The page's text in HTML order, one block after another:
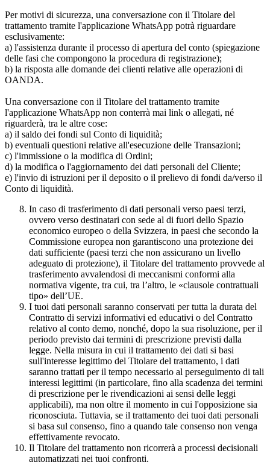
Per motivi di sicurezza, una conversazione con il Titolare del
trattamento tramite l'applicazione WhatsApp potrà riguardare
esclusivamente:
a) l'assistenza durante il processo di apertura del conto (spiegazione
delle fasi che compongono la procedura di registrazione);
b) la risposta alle domande dei clienti relative alle operazioni di
OANDA.
Una conversazione con il Titolare del trattamento tramite
l'applicazione WhatsApp non conterrà mai link o allegati, né
riguarderà, tra le altre cose:
a) il saldo dei fondi sul Conto di liquidità;
b) eventuali questioni relative all'esecuzione delle Transazioni;
c) l'immissione o la modifica di Ordini;
d) la modifica o l'aggiornamento dei dati personali del Cliente;
e) l'invio di istruzioni per il deposito o il prelievo di fondi da/verso il
Conto di liquidità.
In caso di trasferimento di dati personali verso paesi terzi,
ovvero verso destinatari con sede al di fuori dello Spazio
economico europeo o della Svizzera, in paesi che secondo la
Commissione europea non garantiscono una protezione dei
dati sufficiente (paesi terzi che non assicurano un livello
adeguato di protezione), il Titolare del trattamento provvede al
trasferimento avvalendosi di meccanismi conformi alla
normativa vigente, tra cui, tra l’altro, le «clausole contrattuali
tipo» dell’UE.
I tuoi dati personali saranno conservati per tutta la durata del
Contratto di servizi informativi ed educativi o del Contratto
relativo al conto demo, nonché, dopo la sua risoluzione, per il
periodo previsto dai termini di prescrizione previsti dalla
legge. Nella misura in cui il trattamento dei dati si basi
sull'interesse legittimo del Titolare del trattamento, i dati
saranno trattati per il tempo necessario al perseguimento di tali
interessi legittimi (in particolare, fino alla scadenza dei termini
di prescrizione per le rivendicazioni ai sensi delle leggi
applicabili), ma non oltre il momento in cui l'opposizione sia
riconosciuta. Tuttavia, se il trattamento dei tuoi dati personali
si basa sul consenso, fino a quando tale consenso non venga
effettivamente revocato.
Il Titolare del trattamento non ricorrerà a processi decisionali
automatizzati nei tuoi confronti.